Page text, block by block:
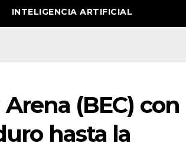
INTELIGENCIA ARTIFICIAL
(BEC) con
hasta la